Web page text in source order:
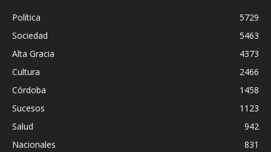
Política
5729
Sociedad
5463
Alta Gracia
4373
Cultura
2466
Córdoba
1458
Sucesos
1123
Salud
942
Nacionales
831